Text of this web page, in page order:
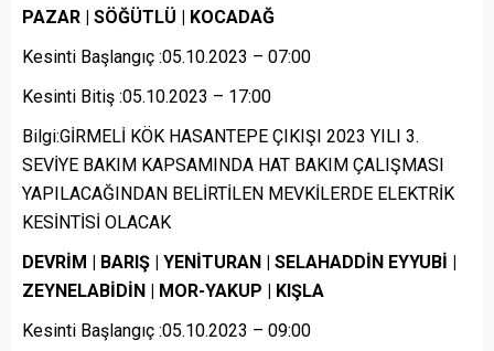
PAZAR | SÖĞÜTLÜ | KOCADAĞ
Kesinti Başlangıç :05.10.2023 – 07:00
Kesinti Bitiş :05.10.2023 – 17:00
Bilgi:GİRMELİ KÖK HASANTEPE ÇIKIŞI 2023 YILI 3.
SEVİYE BAKIM KAPSAMINDA HAT BAKIM ÇALIŞMASI
YAPILACAĞINDAN BELİRTİLEN MEVKİLERDE ELEKTRİK
KESİNTİSİ OLACAK
DEVRİM | BARIŞ | YENİTURAN | SELAHADDİN EYYUBİ |
ZEYNELABİDİN | MOR-YAKUP | KIŞLA
Kesinti Başlangıç :05.10.2023 – 09:00